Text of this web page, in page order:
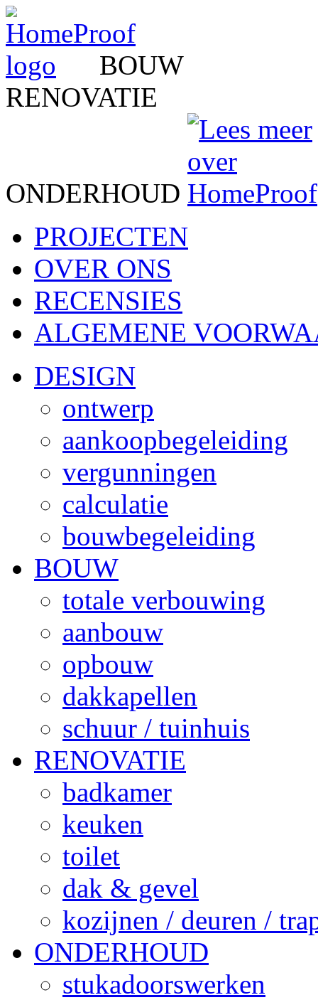
BOUW
RENOVATIE
ONDERHOUD
PROJECTEN
OVER ONS
RECENSIES
ALGEMENE
DESIGN
ontwerp
aankoopbegeleiding
vergunningen
calculatie
bouwbegeleiding
BOUW
totale verbouwing
aanbouw
opbouw
dakkapellen
schuur / tuinhuis
RENOVATIE
badkamer
keuken
toilet
dak & gevel
kozijnen / deuren /
ONDERHOUD
stukadoorswerken